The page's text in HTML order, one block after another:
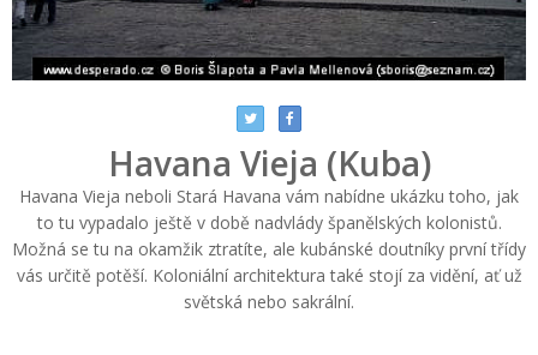
Havana Vieja (Kuba)
Havana Vieja neboli Stará Havana vám nabídne ukázku toho, jak
to tu vypadalo ještě v době nadvlády španělských kolonistů.
Možná se tu na okamžik ztratíte, ale kubánské doutníky první třídy
vás určitě potěší. Koloniální architektura také stojí za vidění, ať už
světská nebo sakrální.